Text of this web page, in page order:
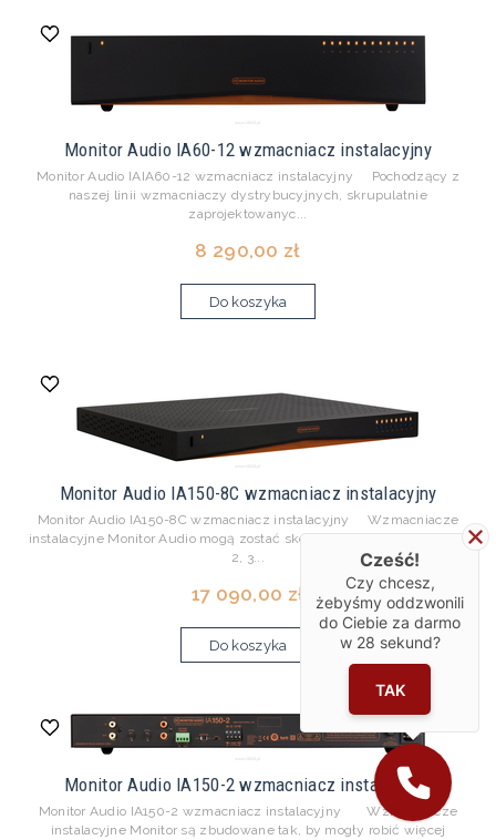
Monitor Audio IA60-12 wzmacniacz instalacyjny
Monitor Audio IAIA60-12 wzmacniacz instalacyjny Pochodzący z
naszej linii wzmacniaczy dystrybucyjnych, skrupulatnie
zaprojektowanyc...
8 290,00 zł
Do koszyka
Monitor Audio IA150-8C wzmacniacz instalacyjny
Monitor Audio IA150-8C wzmacniacz instalacyjny Wzmacniacze
instalacyjne Monitor Audio mogą zostać skonfigurowane do pracy z 1,
2, 3...
17 090,00 zł
Do koszyka
Monitor Audio IA150-2 wzmacniacz instalacyjny
Monitor Audio IA150-2 wzmacniacz instalacyjny Wzmacniacze
instalacyjne Monitor są zbudowane tak, by mogły robić więcej
Cześć!
Czy chcesz,
żebyśmy oddzwonili
do Ciebie za darmo
w 28 sekund?
TAK